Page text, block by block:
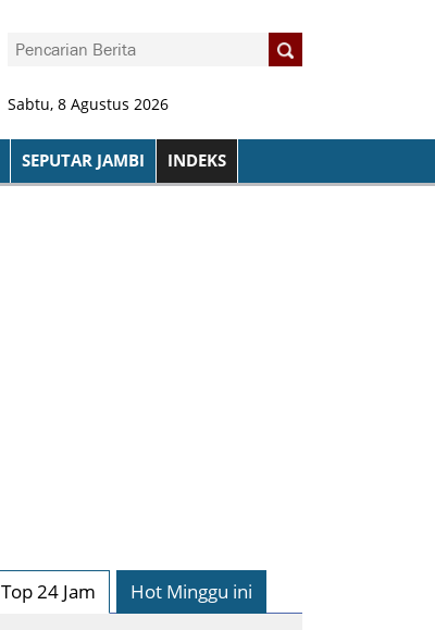
Sabtu, 8 Agustus 2026
SEPUTAR JAMBI INDEKS
Top 24 Jam Hot Minggu ini